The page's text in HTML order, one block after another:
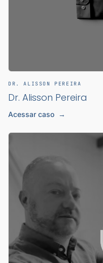
DR. ALISSON PEREIRA
Dr. Alisson Pereira
Acessar caso →